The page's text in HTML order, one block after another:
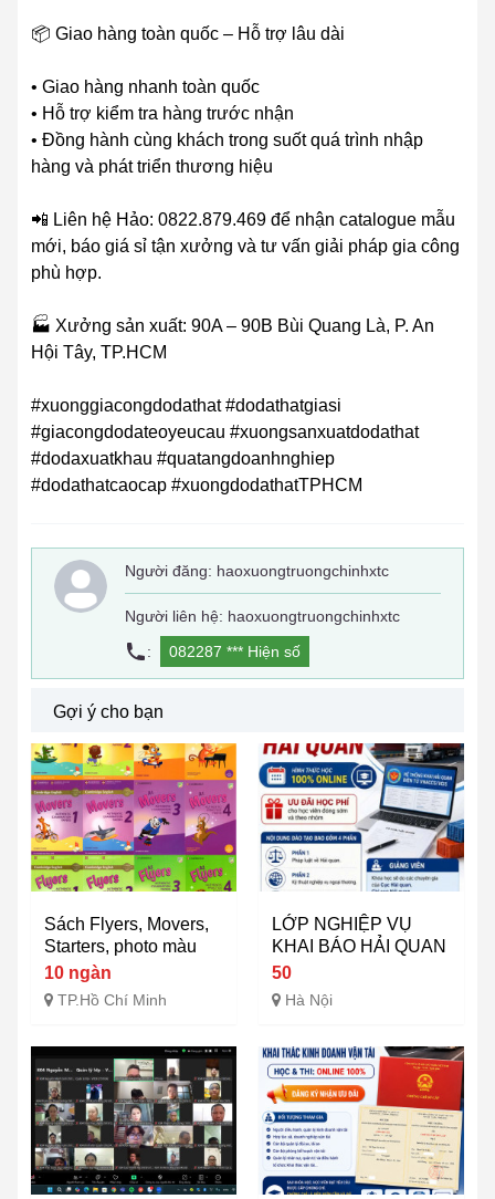
📦 Giao hàng toàn quốc – Hỗ trợ lâu dài
• Giao hàng nhanh toàn quốc
• Hỗ trợ kiểm tra hàng trước nhận
• Đồng hành cùng khách trong suốt quá trình nhập
hàng và phát triển thương hiệu
📲 Liên hệ Hảo: 0822.879.469 để nhận catalogue mẫu
mới, báo giá sỉ tận xưởng và tư vấn giải pháp gia công
phù hợp.
🏭 Xưởng sản xuất: 90A – 90B Bùi Quang Là, P. An
Hội Tây, TP.HCM
#xuonggiacongdodathat #dodathatgiasi
#giacongdodateoyeucau #xuongsanxuatdodathat
#dodaxuatkhau #quatangdoanhnghiep
#dodathatcaocap #xuongdodathatTPHCM
Người đăng: haoxuongtruongchinhxtc
Người liên hệ: haoxuongtruongchinhxtc
:
082287 *** Hiện số
Gợi ý cho bạn
Sách Flyers, Movers,
Starters, photo màu
10 ngàn
TP.Hồ Chí Minh
LỚP NGHIỆP VỤ
KHAI BÁO HẢI QUAN
50
Hà Nội